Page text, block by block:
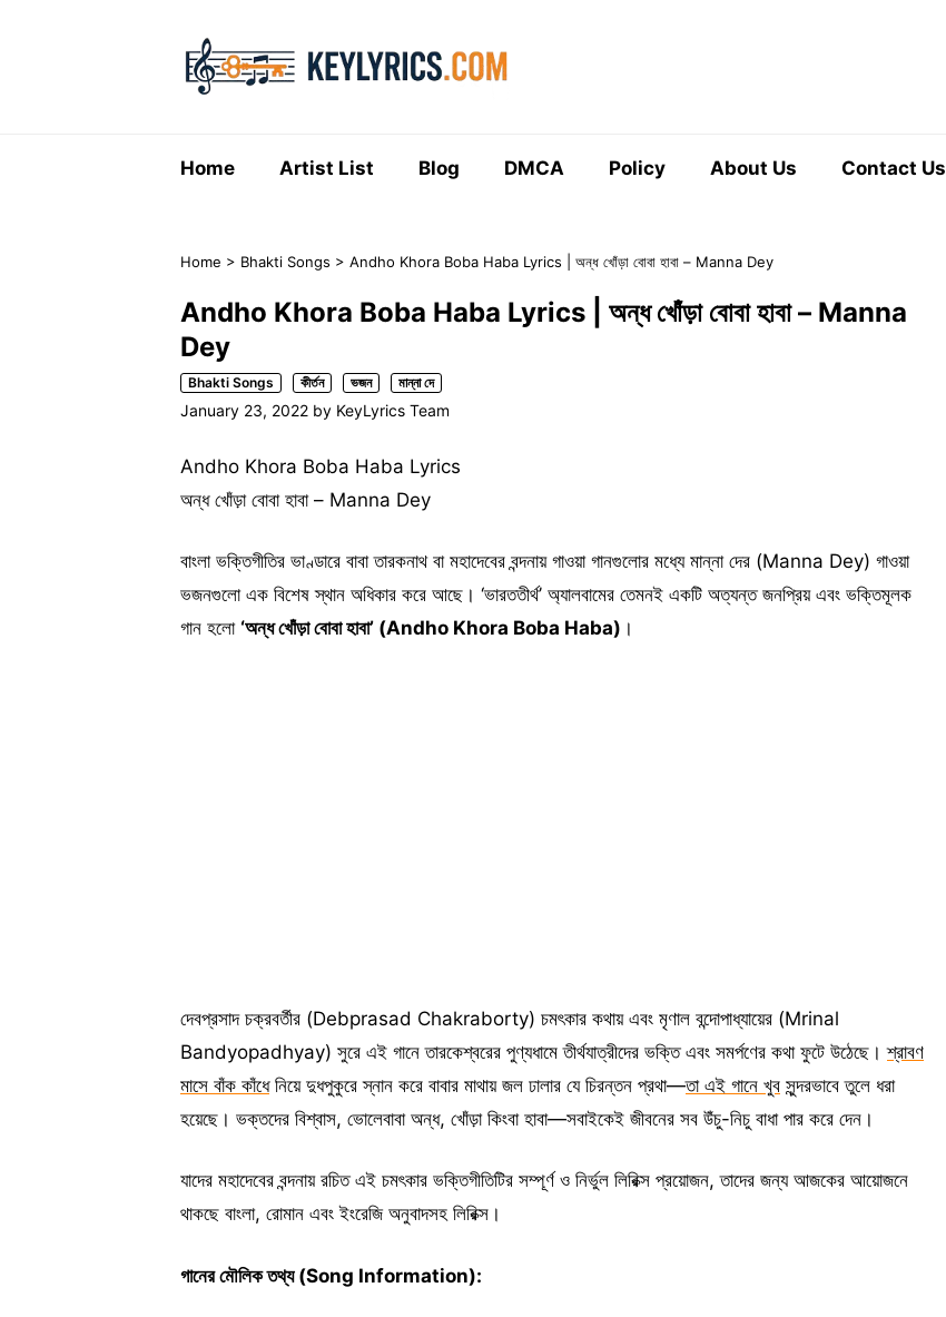
Home Artist List Blog DMCA Policy About Us Contact Us
Home > Bhakti Songs > Andho Khora Boba Haba Lyrics | অন্ধ খোঁড়া বোবা হাবা – Manna Dey
Andho Khora Boba Haba Lyrics | অন্ধ খোঁড়া বোবা হাবা – Manna
Dey
Bhakti Songs কীর্তন ভজন মান্না দে
January 23, 2022 by KeyLyrics Team
Andho Khora Boba Haba Lyrics
অন্ধ খোঁড়া বোবা হাবা – Manna Dey
বাংলা ভক্তিগীতির ভাণ্ডারে বাবা তারকনাথ বা মহাদেবের বন্দনায় গাওয়া গানগুলোর মধ্যে মান্না দের (Manna Dey) গাওয়া
ভজনগুলো এক বিশেষ স্থান অধিকার করে আছে। ‘ভারততীর্থ’ অ্যালবামের তেমনই একটি অত্যন্ত জনপ্রিয় এবং ভক্তিমূলক
গান হলো ‘অন্ধ খোঁড়া বোবা হাবা’ (Andho Khora Boba Haba) ।
দেবপ্রসাদ চক্রবর্তীর (Debprasad Chakraborty) চমৎকার কথায় এবং মৃণাল বন্দোপাধ্যায়ের (Mrinal
Bandyopadhyay) সুরে এই গানে তারকেশ্বরের পুণ্যধামে তীর্থযাত্রীদের ভক্তি এবং সমর্পণের কথা ফুটে উঠেছে।শ্রাবণ
মাসে বাঁক কাঁধেনিয়ে দুধপুকুরে স্নান করে বাবার মাথায় জল ঢালার যে চিরন্তন প্রথা—তা এই গানে খুব সুন্দরভাবে তুলে ধরা
হয়েছে। ভক্তদের বিশ্বাস, ভোলেবাবা অন্ধ, খোঁড়া কিংবা হাবা—সবাইকেই জীবনের সব উঁচু-নিচু বাধা পার করে দেন।
যাদের মহাদেবের বন্দনায় রচিত এই চমৎকার ভক্তিগীতিটির সম্পূর্ণ ও নির্ভুল লিরিক্স প্রয়োজন, তাদের জন্য আজকের আয়োজনে
থাকছে বাংলা, রোমান এবং ইংরেজি অনুবাদসহ লিরিক্স।
গানের মৌলিক তথ্য (Song Information):